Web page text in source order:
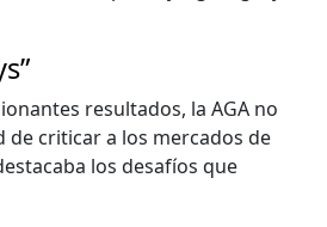
resul­ta­dos, la AGA no
criticar a los mer­ca­dos de
los desafíos que